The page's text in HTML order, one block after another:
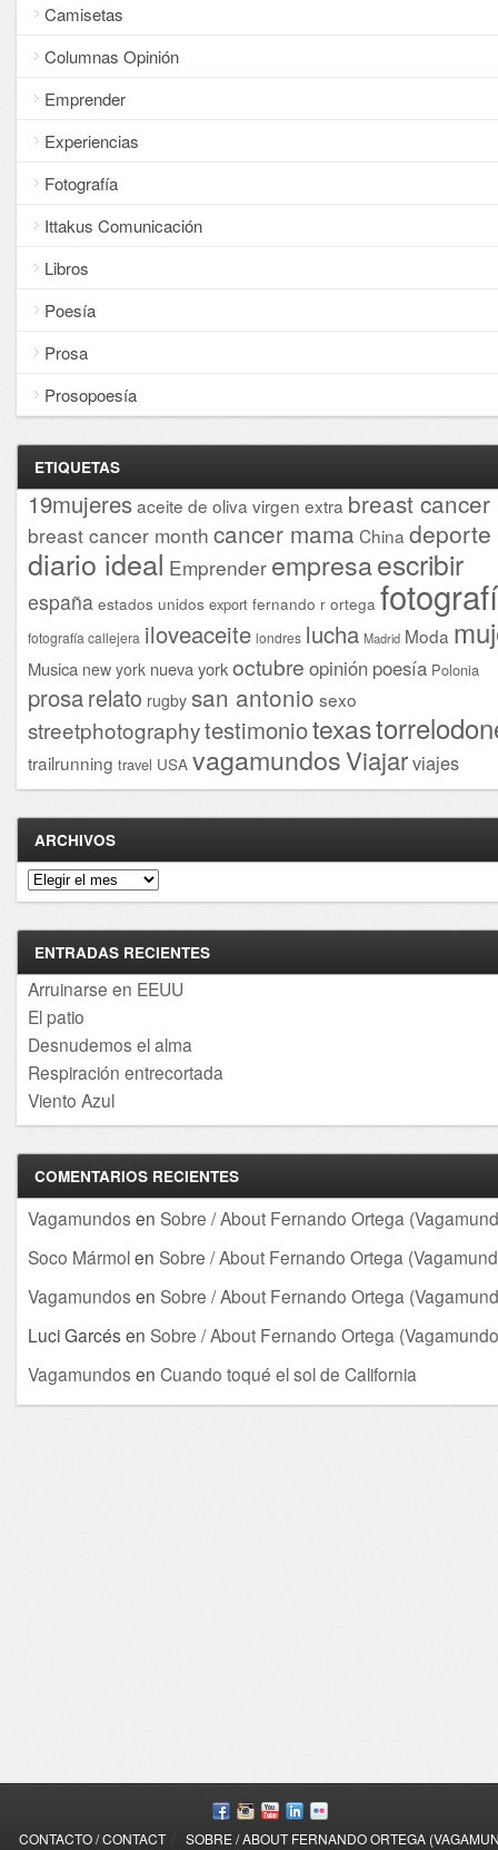
Camisetas
Columnas Opinión
Emprender
Experiencias
Fotografía
Ittakus Comunicación
Libros
Poesía
Prosa
Prosopoesía
ETIQUETAS
19mujeresaceite de oliva virgen extra breast cancer
breast cancer month cancer mama China deporte
diario ideal Emprender empresaescribir
españa estados unidos export fernando r ortega
fotografía callejera iloveaceite londres lucha Madrid Moda
Musica new york nueva yorkoctubre opinión poesía Polonia
prosarelato rugby san antonio sexo
streetphotographytestimoniotexas
trailrunning travel USA vagamundosViajarviajes
ARCHIVOS
Archivos
ENTRADAS RECIENTES
Arruinarse en EEUU
El patio
Desnudemos el alma
Respiración entrecortada
Viento Azul
COMENTARIOS RECIENTES
Vagamundos en Sobre / About Fernando Ortega
Soco Mármolen Sobre / About Fernando Ortega
Vagamundos en Sobre / About Fernando Ortega
Luci Garcés en Sobre / About Fernando Ortega
Vagamundos en Cuando toqué el sol de California
CONTACTO / CONTACT SOBRE / ABOUT FERNANDO ORTEGA